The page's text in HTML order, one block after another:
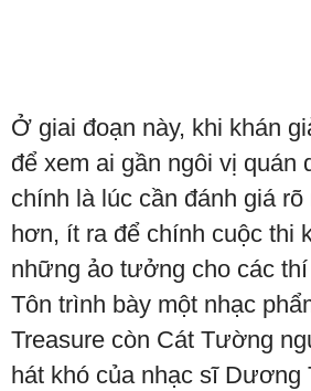
Ở giai đoạn này, khi khán
để xem ai gần ngôi vị quán
chính là lúc cần đánh giá
hơn, ít ra để chính cuộc thi
những ảo tưởng cho các
Tôn trình bày một nhạc
Treasure còn Cát Tường
hát khó của nhạc sĩ Dương